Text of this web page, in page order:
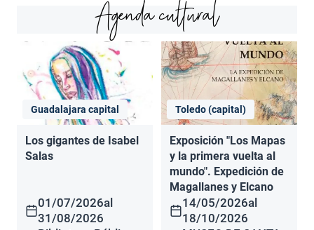
Agenda cultural
Guadalajara capital
Los gigantes de Isabel
Salas
01/07/2026al
31/08/2026
Toledo (capital)
Exposición "Los Mapas
y la primera vuelta al
mundo". Expedición de
Magallanes y Elcano
14/05/2026al
18/10/2026